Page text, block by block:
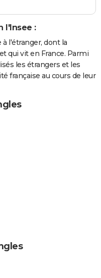
l'Insee :
l'étranger, dont la
qui vit en France. Parmi
les étrangers et les
française au cours de leur